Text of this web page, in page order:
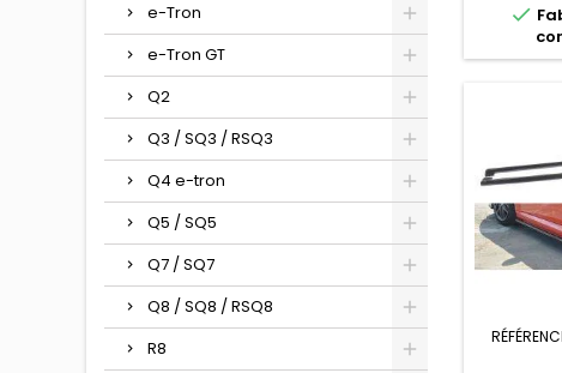
e-Tron
e-Tron GT
Q2
Q3 / SQ3 / RSQ3
Q4 e-tron
Q5 / SQ5
Q7 / SQ7
Q8 / SQ8 / RSQ8
R8
